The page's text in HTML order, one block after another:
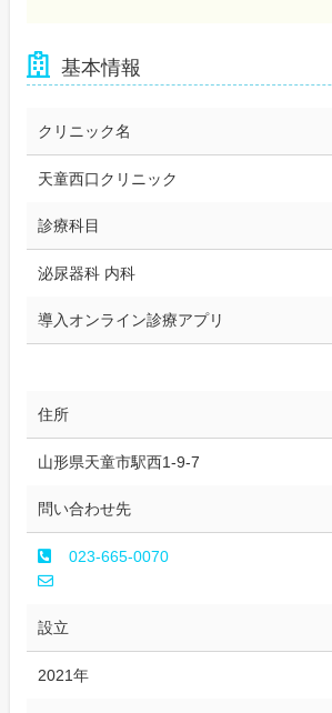
基本情報
クリニック名
天童西口クリニック
診療科目
泌尿器科 内科
導入オンライン診療アプリ
住所
山形県天童市駅西1-9-7
問い合わせ先
023-665-0070
設立
2021年